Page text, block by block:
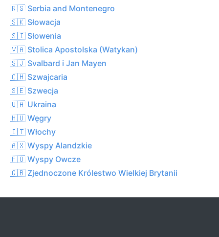
🇷🇸 Serbia and Montenegro
🇸🇰 Słowacja
🇸🇮 Słowenia
🇻🇦 Stolica Apostolska (Watykan)
🇸🇯 Svalbard i Jan Mayen
🇨🇭 Szwajcaria
🇸🇪 Szwecja
🇺🇦 Ukraina
🇭🇺 Węgry
🇮🇹 Włochy
🇦🇽 Wyspy Alandzkie
🇫🇴 Wyspy Owcze
🇬🇧 Zjednoczone Królestwo Wielkiej Brytanii